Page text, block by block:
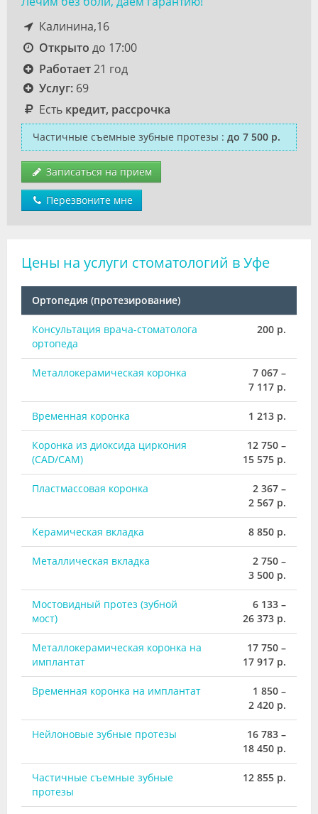
Калинина,16
Открыто до 17:00
Работает21 год
Услуг:69
Есть кредит, рассрочка
Частичные съемные зубные протезы : до 7 500 р.
Записаться на прием
Перезвоните мне
Цены на услуги стоматологий в Уфе
Ортопедия (протезирование)
Консультация врача-стоматолога
ортопеда
200 р.
Металлокерамическая коронка
7 067 –
7 117 р.
Временная коронка 1 213 р.
Коронка из диоксида циркония
(CAD/CAM)
12 750 –
15 575 р.
Пластмассовая коронка
2 367 –
2 567 р.
Керамическая вкладка 8 850 р.
Металлическая вкладка
2 750 –
3 500 р.
Мостовидный протез (зубной
мост)
6 133 –
26 373 р.
Металлокерамическая коронка на
имплантат
17 750 –
17 917 р.
Временная коронка на имплантат
1 850 –
2 420 р.
Нейлоновые зубные протезы
16 783 –
18 450 р.
Частичные съемные зубные
протезы
12 855 р.